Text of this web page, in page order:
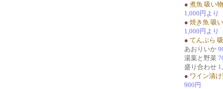
● 煮魚 吸い
1,000円より
● 焼き魚 吸
1,000円より
● てんぷら
あおりいか
湯葉と野菜
盛り合わせ
● ワイン漬
900円